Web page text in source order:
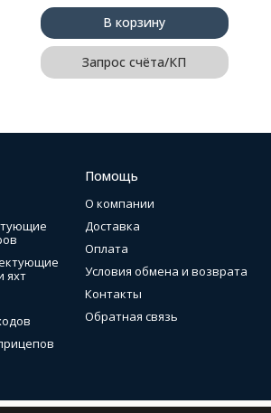
В корзину
Запрос счёта/КП
яхт
Помощь
О компании
Доставка
Оплата
Условия обмена и возврата
Контакты
Обратная связь